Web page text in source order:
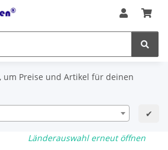
um Preise und Artikel für deinen
✔
Länderauswahl erneut öffnen